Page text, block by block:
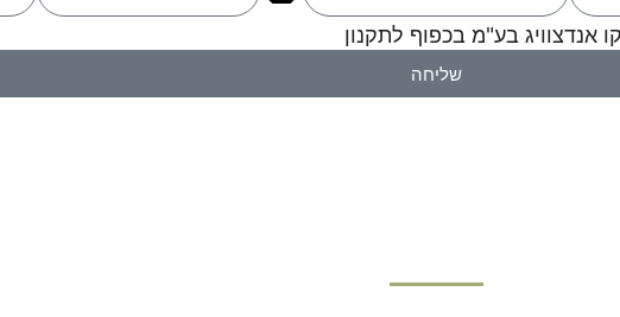
בע"מ בכפוף לתקנון
שליחה